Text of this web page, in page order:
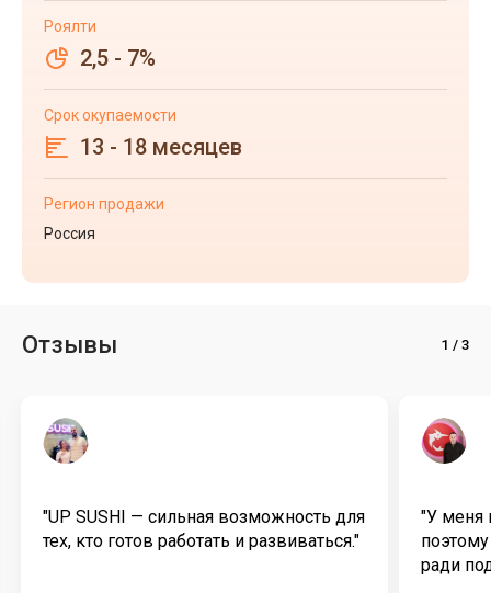
Роялти
2,5 - 7%
Срок окупаемости
13 - 18 месяцев
Регион продажи
Россия
Отзывы
"UP SUSHI — сильная возможность для
тех, кто готов работать и развиваться."
"У меня
ради